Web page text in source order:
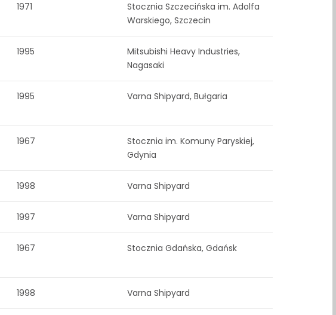
1971
Stocznia Szczecińska im. Adolfa
Warskiego, Szczecin
1995
Mitsubishi Heavy Industries,
Nagasaki
1995 Varna Shipyard, Bułgaria
1967
Stocznia im. Komuny Paryskiej,
Gdynia
1998 Varna Shipyard
1997 Varna Shipyard
1967 Stocznia Gdańska, Gdańsk
1998 Varna Shipyard